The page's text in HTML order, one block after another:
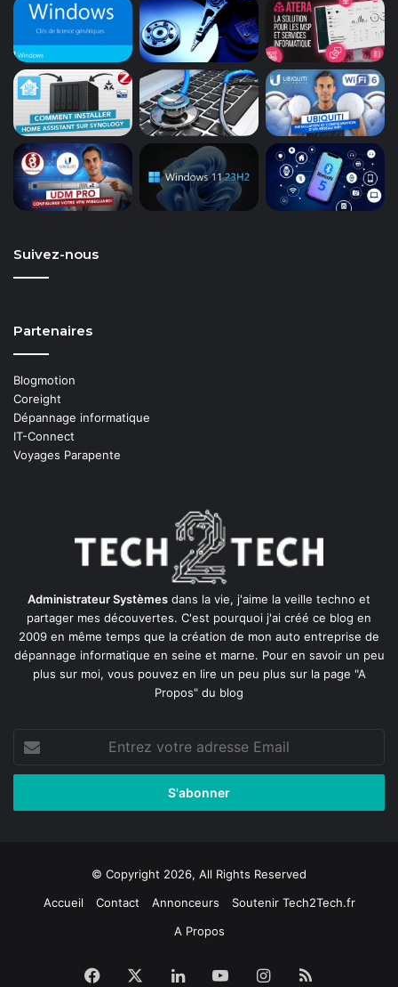
Suivez-nous
Partenaires
Blogmotion
Coreight
Dépannage informatique
IT-Connect
Voyages Parapente
Administrateur Systèmes dans la vie, j'aime la veille techno et
partager mes découvertes. C'est pourquoi j'ai créé ce blog en
2009 en même temps que la création de mon auto entreprise de
dépannage informatique en seine et marne. Pour en savoir un peu
plus sur moi, vous pouvez en lire un peu plus sur la page "A
Propos" du blog
votre
adresse
© Copyright 2026, All Rights Reserved
Accueil
Contact Annonceurs
Soutenir Tech2Tech.fr
A Propos
Facebook LinkedinYouTubeInstagram
RSS